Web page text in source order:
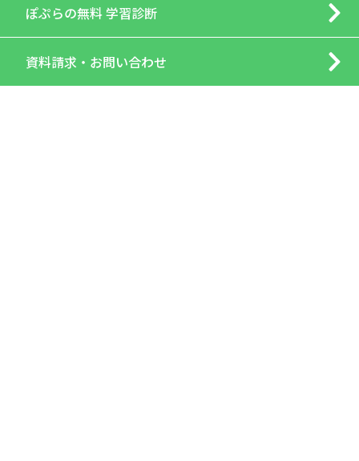
ぽぷらの無料 学習診断
資料請求・ お問い合わせ